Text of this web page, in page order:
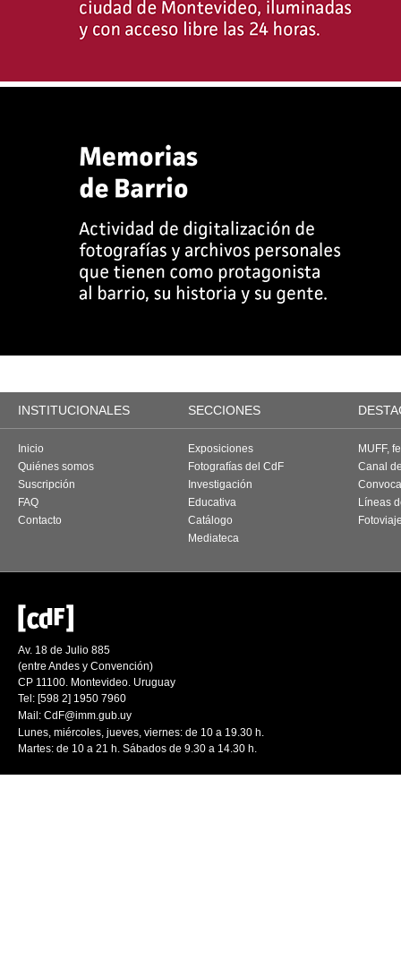
INSTITUCIONALES SECCIONES
Inicio
Quiénes somos
Suscripción
FAQ
Contacto
Exposiciones
Fotografías del CdF
Investigación
Educativa
Catálogo
Mediateca
MUFF,
Canal
Líneas
Av. 18 de Julio 885
(entre Andes y Convención)
CP 11100. Montevideo. Uruguay
Tel: [598 2] 1950 7960
Mail: CdF@imm.gub.uy
Lunes, miércoles, jueves, viernes: de 10 a 19.30 h.
Martes: de 10 a 21 h. Sábados de 9.30 a 14.30 h.